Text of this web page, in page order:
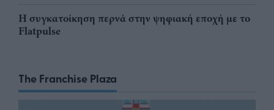
Η συγκατοίκηση περνά στην ψηφιακή εποχή με το
Flatpulse
The Franchise Plaza